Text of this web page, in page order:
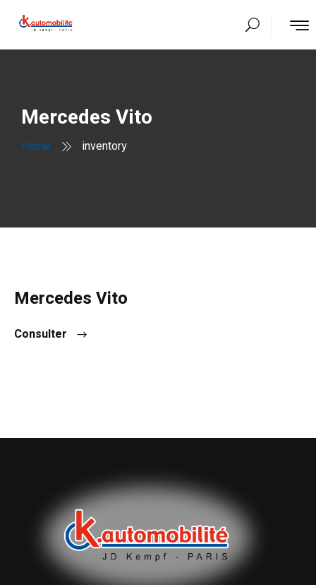
Mercedes Vito
Home inventory
Mercedes Vito
Consulter